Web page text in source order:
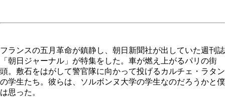
フランスの五月革命が鎮静し、朝日新聞社が出していた週刊誌
「朝日ジャーナル」が特集をした。車が燃え上がるパリの街
頭。敷石をはがして警官隊に向かって投げるカルチェ・ラタン
の学生たち。彼らは、ソルボンヌ大学の学生なのだろうかと僕
は思った。